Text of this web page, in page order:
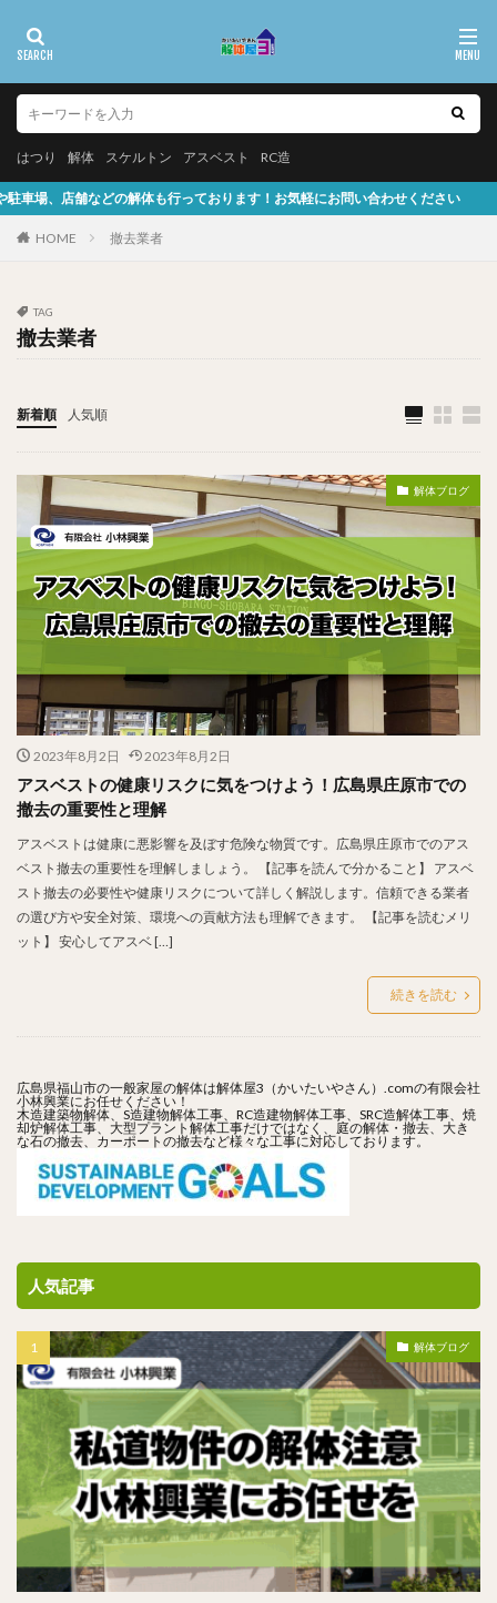
はつり 解体 スケルトン アスベスト RC造
どの解体も行っております！お気軽にお問い合わせください
HOME 撤去業者
TAG
撤去業者
新着順 人気順
解体ブログ
2023年8月2日 2023年8月2日
アスベストの健康リスクに気をつけよう！広島県庄原市での
撤去の重要性と理解
アスベストは健康に悪影響を及ぼす危険な物質です。広島県庄原市でのアス
ベスト撤去の重要性を理解しましょう。 【記事を読んで分かること】 アスベ
スト撤去の必要性や健康リスクについて詳しく解説します。信頼できる業者
の選び方や安全対策、環境への貢献方法も理解できます。 【記事を読むメリ
ット】 安心してアスベ […]
続きを読む
広島県福山市の一般家屋の解体は解体屋3（かいたいやさん）.comの有限会社
小林興業にお任せください！
木造建築物解体、S造建物解体工事、RC造建物解体工事、SRC造解体工事、焼
却炉解体工事、大型プラント解体工事だけではなく、庭の解体・撤去、大き
な石の撤去、カーポートの撤去など様々な工事に対応しております。
人気記事
解体ブログ